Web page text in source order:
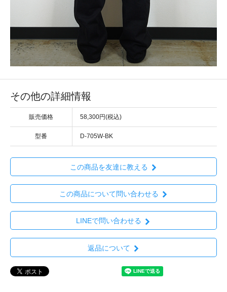
その他の詳細情報
販売価格 58,300円(税込)
型番 D-705W-BK
この商品を友達に教える
この商品について問い合わせる
LINEで問い合わせる
返品について